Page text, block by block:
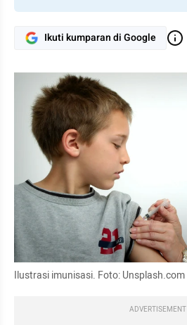
Ikuti kumparan di Google
Ilustrasi imunisasi. Foto: Unsplash.com
ADVERTISEMENT